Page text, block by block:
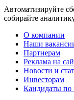
Автоматизируйте
собирайте
О компании
Наши
Партнерам
Реклама на
Новости и
Инвесторам
Кандидаты по